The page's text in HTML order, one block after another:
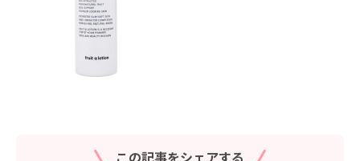
この記事をシェアする